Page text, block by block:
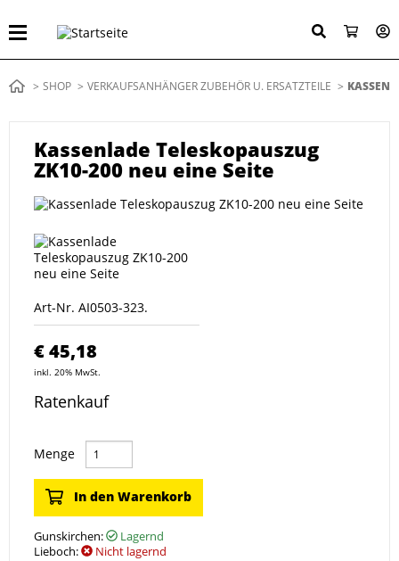
zum
Inhalt
SHOP VERKAUFSANHÄNGER ZUBEHÖR U. ERSATZTEILE AKTUELL:
Kassenlade Teleskopauszug
ZK10-200 neu eine Seite
Art-Nr. AI0503-323.
€ 45,18
inkl. 20% MwSt.
Ratenkauf
Menge
In den Warenkorb
Gunskirchen:
Lagernd
Lieboch:
Nicht lagernd